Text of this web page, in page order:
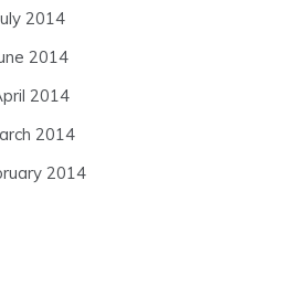
2014
2014
2014
2014
2014